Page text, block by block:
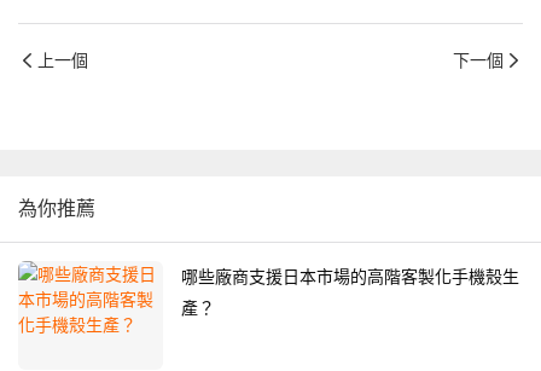
上一個 下一個
為你推薦
哪些廠商支援日本市場的高階客製化手機殼生
產？